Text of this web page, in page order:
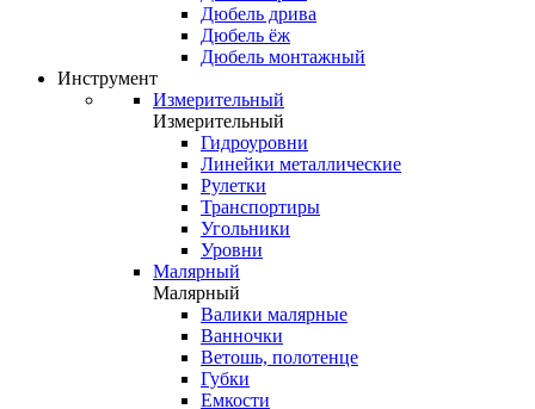
Дюбель дрива
Дюбель ёж
Дюбель монтажный
Инструмент
Измерительный
Измерительный
Гидроуровни
Линейки металлические
Рулетки
Транспортиры
Угольники
Уровни
Малярный
Малярный
Валики малярные
Ванночки
Ветошь, полотенце
Губки
Емкости